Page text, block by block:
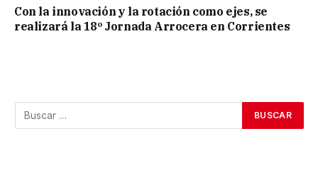
Con la innovación y la rotación como ejes, se
realizará la 18º Jornada Arrocera en Corrientes